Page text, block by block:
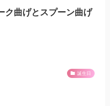
ク曲げとスプーン曲げ
誕生日